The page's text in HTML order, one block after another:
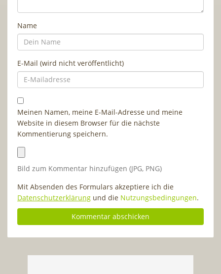
Name
E-Mail (wird nicht veröffentlicht)
Meinen Namen, meine E-Mail-Adresse und meine
Website in diesem Browser für die nächste
Kommentierung speichern.
Bild zum Kommentar hinzufügen (JPG, PNG)
Mit Absenden des Formulars akzeptiere ich die
Datenschutzerklärung und die Nutzungsbedingungen.